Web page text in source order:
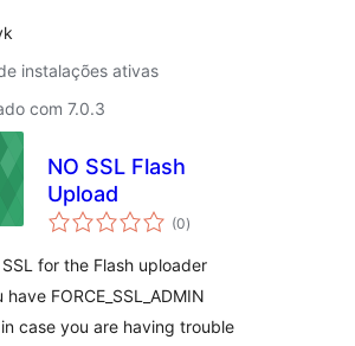
instalações ativas
com 7.0.3
NO SSL Flash
Upload
(0total
de
)
for the Flash uploader
FORCE_SSL_ADMIN
case you are having trouble